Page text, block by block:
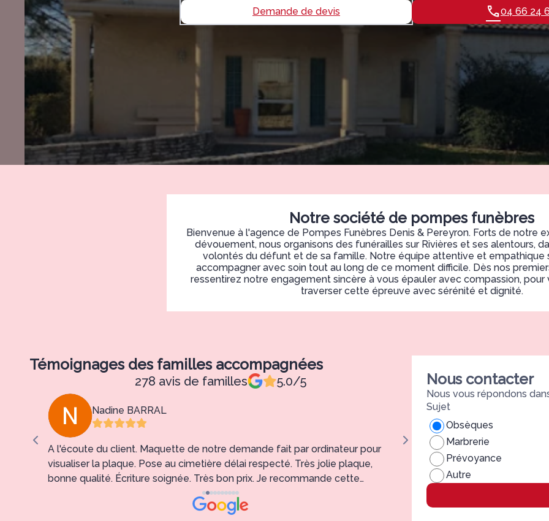
Demande de devis 04 66 24
Notre société de pompes funèbres
Bienvenue à l'agence de Pompes Funèbres Denis & Pereyron. Forts de notre
dévouement, nous organisons des funérailles sur Rivières et ses alentours,
volontés du défunt et de sa famille. Notre équipe attentive et empathique
accompagner avec soin tout au long de ce moment difficile. Dès nos
ressentirez notre engagement sincère à vous épauler avec compassion,
traverser cette épreuve avec sérénité et dignité.
Témoignages des familles accompagnées
278 avis de familles 5.0/5
Nadine BARRAL
A l'écoute du client. Maquette de notre demande fait par ordinateur pour
visualiser la plaque. Pose au cimetière délai respecté. Très jolie plaque,
bonne qualité. Écriture soignée. Très bon prix. Je recommande cette
Bruno ARTIGLIERI
Très bel accompagnement,
exactement à nos attentes. Il
professionnels dans ces
Nous contacter
Nous vous répondons
Sujet
Obsèques
Marbrerie
Prévoyance
Autre